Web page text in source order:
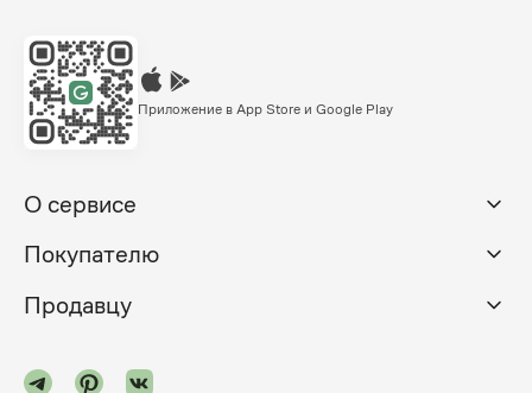
Приложение в App Store и Google Play
О сервисе
Покупателю
Продавцу